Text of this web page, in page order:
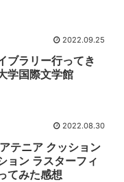
2022.09.25
ブラリー行ってき
学国際文学館
2022.08.30
テニア クッション
ョン ラスターフィ
てみた感想